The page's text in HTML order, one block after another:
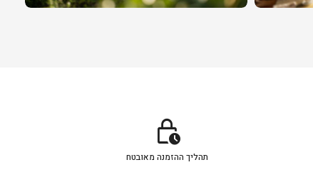
lock_clock
תהליך ההזמנה מאובטח